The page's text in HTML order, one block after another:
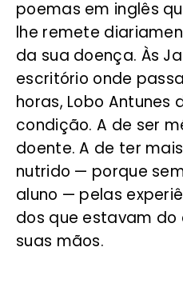
poemas em inglês
lhe remete
da sua doença. Às
escritório onde
horas, Lobo Antunes
condição. A de ser
doente. A de ter
nutrido — porque
aluno — pelas
dos que estavam do
suas mãos.